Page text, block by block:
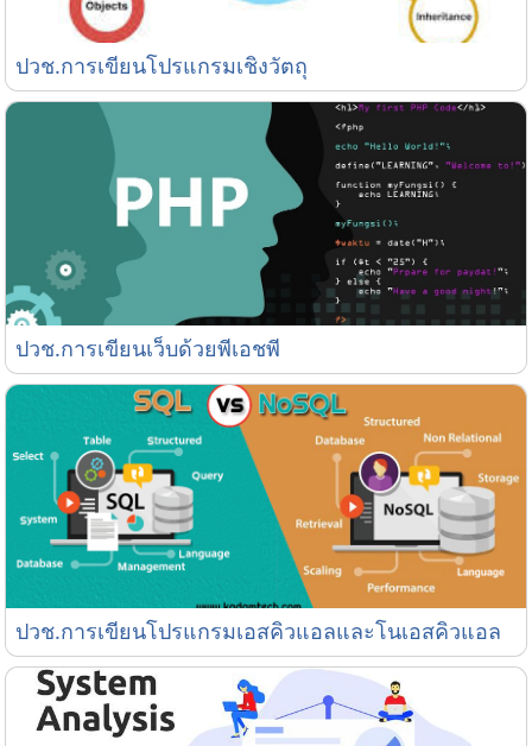
ปวช.การเขียนโปรแกรมเชิงวัตถุ
ปวช.การเขียนโปรแกรมเชิงวัตถุ
ปวช.การเขียนเว็บด้วยพีเอชพี
ปวช.การเขียนเว็บด้วยพีเอชพี
ปวช.การเขียนโปรแกรมเอสคิวแอลและโนเอสคิวแอล
ปวช.การเขียนโปรแกรมเอสคิวแอลและโนเอสคิวแอล